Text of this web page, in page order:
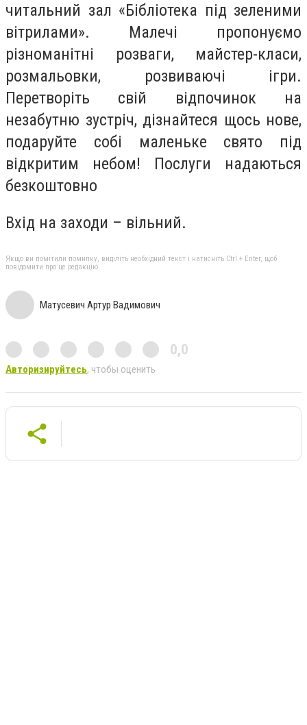
читальний зал «Бібліотека під зеленими
вітрилами». Малечі пропонуємо
різноманітні розваги, майстер-класи,
розмальовки, розвиваючі ігри.
Перетворіть свій відпочинок на
незабутню зустріч, дізнайтеся щось нове,
подаруйте собі маленьке свято під
відкритим небом! Послуги надаються
безкоштовно
Вхід на заходи – вільний.
Якщо ви помітили помилку, виділіть необхідний текст і натисніть Ctrl + Enter, щоб
повідомити про це редакцію
Матусевич Артур Вадимович
0,0
Авторизируйтесь, чтобы оценить